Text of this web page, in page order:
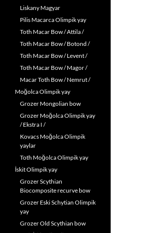
Liskany Magyar
Pilis Macarca Olimpik yay
Toth Macar Bow / Attila /
Toth Macar Bow / Botond /
Toth Macar Bow / Levent /
Toth Macar Bow / Magor /
Macar Toth Bow / Nemrut /
Moğolca Olimpik yay
Grozer Mongolian bow
Grozer Moğolca Olimpik yay
/ Ekstra I /
Kovacs Moğolca Olimpik
yaylar
Toth Moğolca Olimpik yay
İskit Olimpik yay
Grozer Scythian
Biocomposite recurve bow
Grozer Eski Schytian Olimpik
yay
Grozer Old Scythian bow